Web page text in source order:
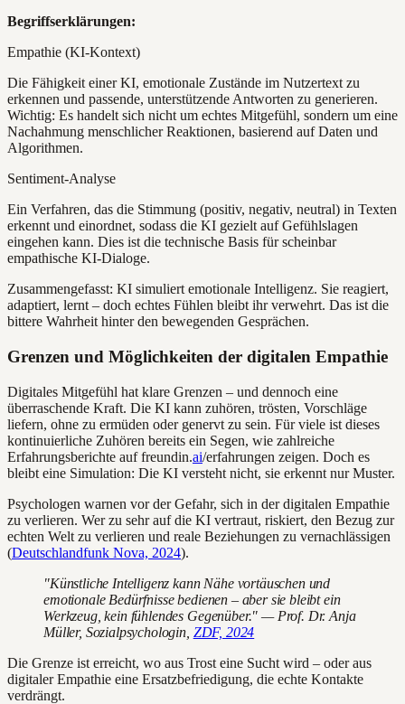
Begriffserklärungen:
Empathie (KI-Kontext)
Die Fähigkeit einer KI, emotionale Zustände im Nutzertext zu
erkennen und passende, unterstützende Antworten zu generieren.
Wichtig: Es handelt sich nicht um echtes Mitgefühl, sondern um eine
Nachahmung menschlicher Reaktionen, basierend auf Daten und
Algorithmen.
Sentiment-Analyse
Ein Verfahren, das die Stimmung (positiv, negativ, neutral) in Texten
erkennt und einordnet, sodass die KI gezielt auf Gefühlslagen
eingehen kann. Dies ist die technische Basis für scheinbar
empathische KI-Dialoge.
Zusammengefasst: KI simuliert emotionale Intelligenz. Sie reagiert,
adaptiert, lernt – doch echtes Fühlen bleibt ihr verwehrt. Das ist die
bittere Wahrheit hinter den bewegenden Gesprächen.
Grenzen und Möglichkeiten der digitalen Empathie
Digitales Mitgefühl hat klare Grenzen – und dennoch eine
überraschende Kraft. Die KI kann zuhören, trösten, Vorschläge
liefern, ohne zu ermüden oder genervt zu sein. Für viele ist dieses
kontinuierliche Zuhören bereits ein Segen, wie zahlreiche
Erfahrungsberichte auf freundin.ai/erfahrungen zeigen. Doch es
bleibt eine Simulation: Die KI versteht nicht, sie erkennt nur Muster.
Psychologen warnen vor der Gefahr, sich in der digitalen Empathie
zu verlieren. Wer zu sehr auf die KI vertraut, riskiert, den Bezug zur
echten Welt zu verlieren und reale Beziehungen zu vernachlässigen
(Deutschlandfunk Nova, 2024).
"Künstliche Intelligenz kann Nähe vortäuschen und
emotionale Bedürfnisse bedienen – aber sie bleibt ein
Werkzeug, kein fühlendes Gegenüber." — Prof. Dr. Anja
Müller, Sozialpsychologin, ZDF, 2024
Die Grenze ist erreicht, wo aus Trost eine Sucht wird – oder aus
digitaler Empathie eine Ersatzbefriedigung, die echte Kontakte
verdrängt.